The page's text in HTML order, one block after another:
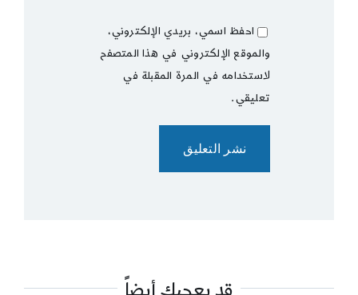
احفظ اسمي، بريدي الإلكتروني،
والموقع الإلكتروني في هذا المتصفح
لاستخدامه في المرة المقبلة في
تعليقي.